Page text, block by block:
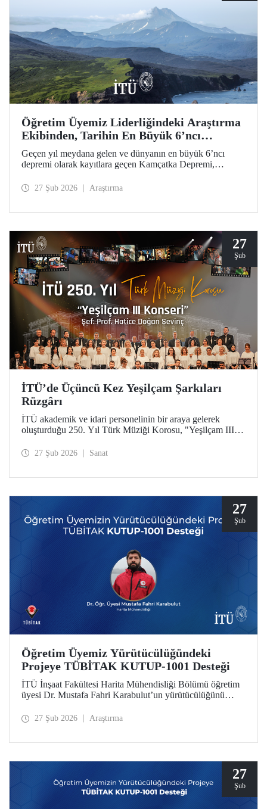
Öğretim Üyemiz Liderliğindeki Araştırma
Ekibinden, Tarihin En Büyük 6’ncı
Depremi İçin Öncül Çalışma
Geçen yıl meydana gelen ve dünyanın en büyük 6’ncı
depremi olarak kayıtlara geçen Kamçatka Depremi,
iş birliğiyle ilk kez ayrıntılı biçimde ele alındı. Science
27 Şub 2026 Araştırma
27
Şub
İTÜ’de Üçüncü Kez Yeşilçam Şarkıları
Rüzgârı
İTÜ akademik ve idari personelinin bir araya gelerek
oluşturduğu 250. Yıl Türk Müziği Korosu, "Yeşilçam III"
Yerleşkemize taşıdı.
27 Şub 2026 Sanat
27
Şub
Öğretim Üyemiz Yürütücülüğündeki
Projeye TÜBİTAK KUTUP-1001 Desteği
İTÜ İnşaat Fakültesi Harita Mühendisliği Bölümü öğretim
üyesi Dr. Mustafa Fahri Karabulut’un yürütücülüğünü
Programı kapsamında desteğe değer görüldü.
27 Şub 2026 Araştırma
27
Şub